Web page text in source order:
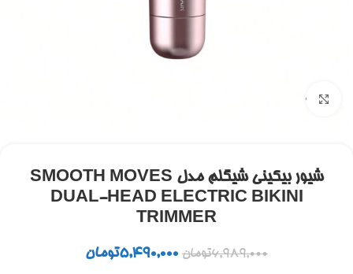
برای بزرگنمایی کلیک کنید
شیور بیکینی شیگلم مدل SMOOTH MOVES
DUAL-HEAD ELECTRIC BIKINI
TRIMMER
6,989,000تومان 5,490,000تومان